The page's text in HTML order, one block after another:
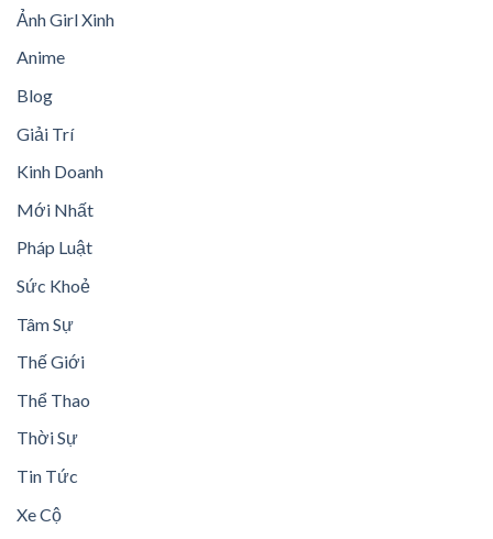
Ảnh Girl Xinh
Anime
Blog
Giải Trí
Kinh Doanh
Mới Nhất
Pháp Luật
Sức Khoẻ
Tâm Sự
Thế Giới
Thể Thao
Thời Sự
Tin Tức
Xe Cộ